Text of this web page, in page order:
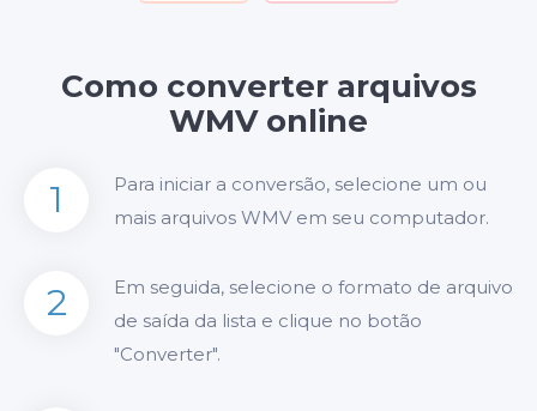
Como converter arquivos
WMV online
1
Para iniciar a conversão, selecione um ou
mais arquivos WMV em seu computador.
2
Em seguida, selecione o formato de arquivo
de saída da lista e clique no botão
"Converter".